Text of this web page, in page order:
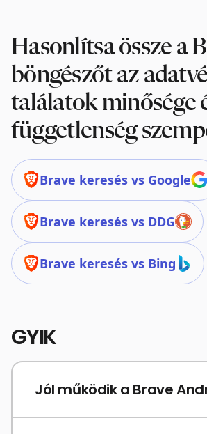
Hasonlítsa össze a
böngészőt az
találatok minősége
függetlenség
Brave keresés vs Google
Brave keresés vs DDG
Brave keresés vs Bing
GYIK
Jól működik a Brave